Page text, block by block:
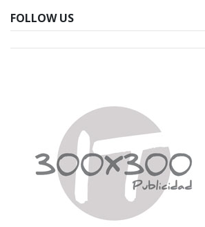
FOLLOW US